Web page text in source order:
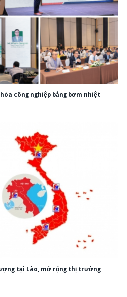
công nghiệp bằng bơm nhiệt
tại Lào, mở rộng thị trường